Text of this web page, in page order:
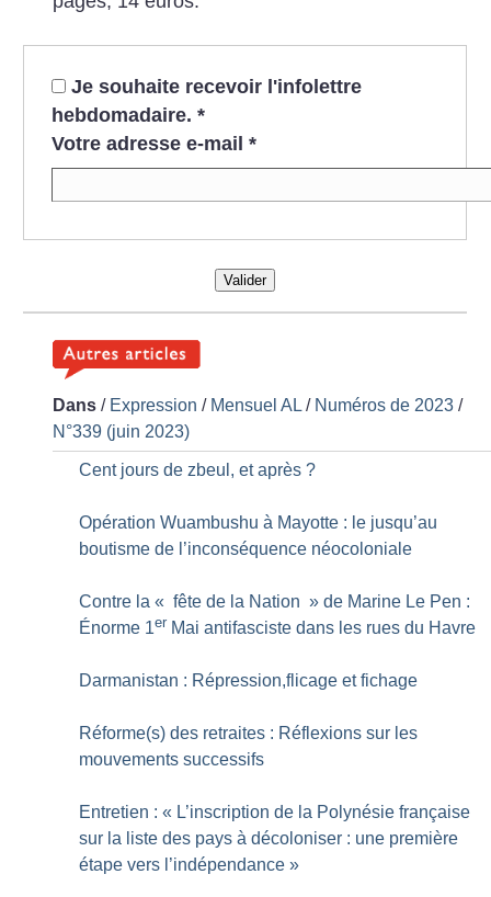
Je souhaite recevoir l'infolettre
hebdomadaire. *
Votre adresse e-mail *
Valider
Dans / Expression / Mensuel AL / Numéros de 2023 /
N°339 (juin 2023)
Cent jours de zbeul, et après ?
Opération Wuambushu à Mayotte : le jusqu’au
boutisme de l’inconséquence néocoloniale
Contre la « fête de la Nation » de Marine Le Pen :
Énorme 1er Mai antifasciste dans les rues du Havre
Darmanistan : Répression,flicage et fichage
Réforme(s) des retraites : Réflexions sur les
mouvements successifs
Entretien : « L’inscription de la Polynésie française
sur la liste des pays à décoloniser : une première
étape vers l’indépendance »